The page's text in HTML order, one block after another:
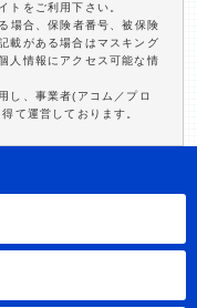
トをご利用下さい。
場合、保険者番号、被保険
載がある場合はマスキング
人情報にアクセス可能な情
し、事業者(アコム／プロ
て運営しております。